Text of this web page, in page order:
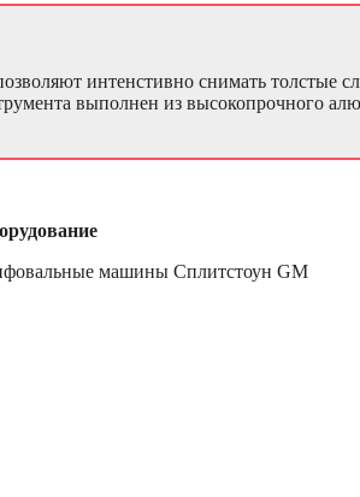
интенстивно снимать толстые
выполнен из высокопрочного
машины Сплитстоун GM